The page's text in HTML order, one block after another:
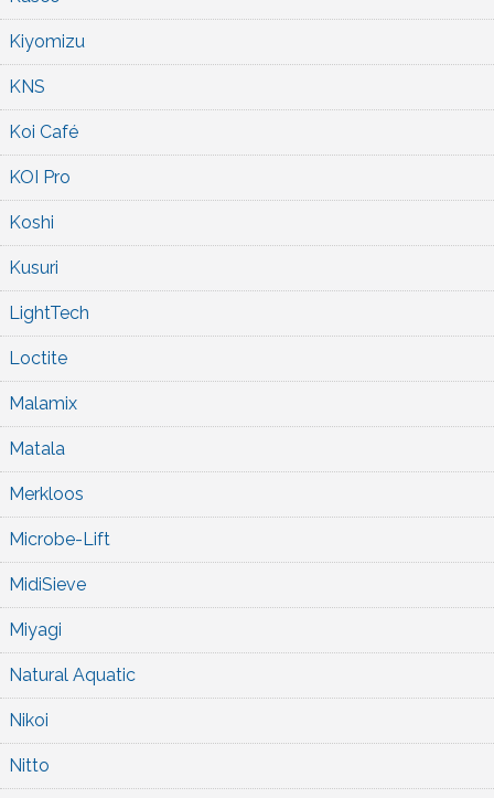
Kiyomizu
KNS
Koi Café
KOI Pro
Koshi
Kusuri
LightTech
Loctite
Malamix
Matala
Merkloos
Microbe-Lift
MidiSieve
Miyagi
Natural Aquatic
Nikoi
Nitto